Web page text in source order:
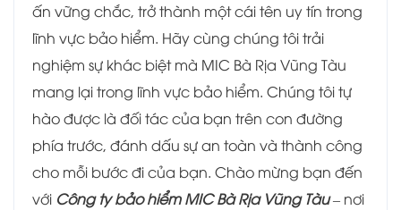
ấn vững chắc, trở thành một cái tên uy tín trong
lĩnh vực bảo hiểm. Hãy cùng chúng tôi trải
nghiệm sự khác biệt mà MIC Bà Rịa Vũng Tàu
mang lại trong lĩnh vực bảo hiểm. Chúng tôi tự
hào được là đối tác của bạn trên con đường
phía trước, đánh dấu sự an toàn và thành công
cho mỗi bước đi của bạn. Chào mừng bạn đến
với Công ty bảo hiểm MIC Bà Rịa Vũng Tàu– nơi